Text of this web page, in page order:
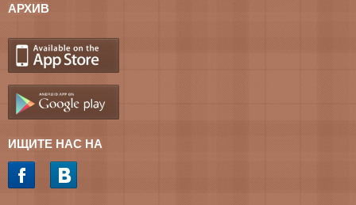
АРХИВ
ИЩИТЕ НАС НА